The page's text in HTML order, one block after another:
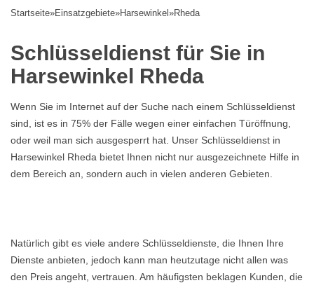
Startseite»Einsatzgebiete»Harsewinkel »Rheda
Schlüsseldienst für Sie in
Harsewinkel Rheda
Wenn Sie im Internet auf der Suche nach einem Schlüsseldienst
sind, ist es in 75% der Fälle wegen einer einfachen Türöffnung,
oder weil man sich ausgesperrt hat. Unser Schlüsseldienst in
Harsewinkel Rheda bietet Ihnen nicht nur ausgezeichnete Hilfe in
dem Bereich an, sondern auch in vielen anderen Gebieten.
Natürlich gibt es viele andere Schlüsseldienste, die Ihnen Ihre
Dienste anbieten, jedoch kann man heutzutage nicht allen was
den Preis angeht, vertrauen. Am häufigsten beklagen Kunden, die